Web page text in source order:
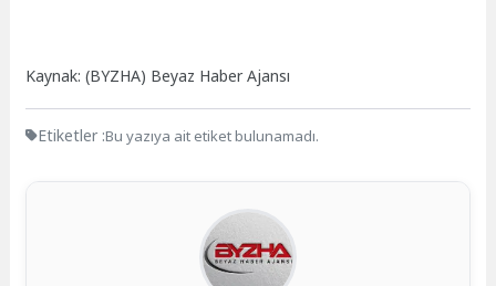
Kaynak: (BYZHA) Beyaz Haber Ajansı
Etiketler :Bu yazıya ait etiket bulunamadı.